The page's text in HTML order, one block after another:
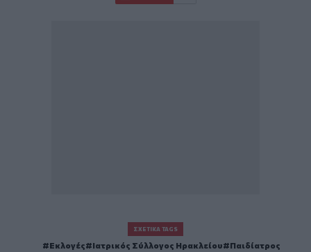
ΣΧΕΤΙΚΆ TAGS
Εκλογές Ιατρικός Σύλλογος Ηρακλείου Παιδίατρος